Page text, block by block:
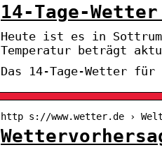
14-Tage-
Heute ist es in
Temperatur beträgt
Das 14-Tage-Wetter
http s://www.wetter.de › Welt